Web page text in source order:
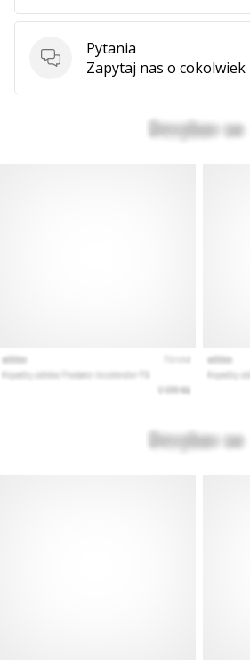
Pytania
Pytania
Zapytaj nas o cokolwiek